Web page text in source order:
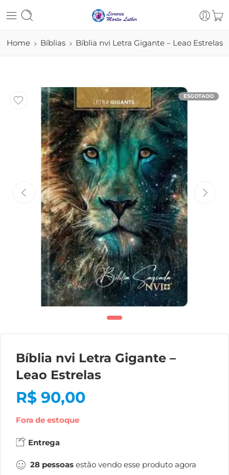
Home Bíblias Bíblia nvi Letra Gigante – Leao Estrelas
ESGOTADO
Bíblia nvi Letra Gigante –
Leao Estrelas
R$ 90,00
Fora de estoque
Entrega
28 pessoas estão vendo esse produto agora